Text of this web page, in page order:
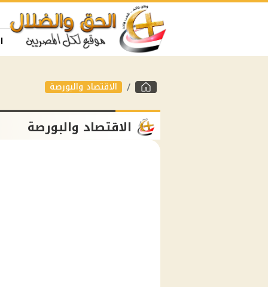
الاقتصاد والبورصة
الاقتصاد والبورصة